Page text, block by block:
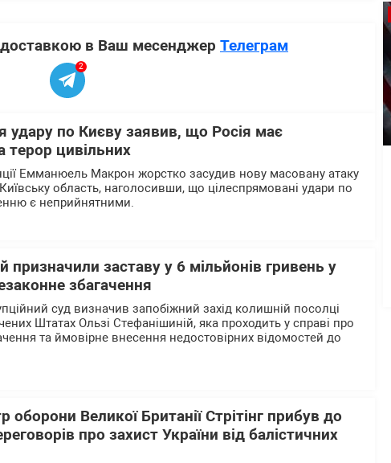
доставкою в Ваш месенджер Телеграм
2
удару по Києву заявив, що Росія має
терор цивільних
Емманюель Макрон жорстко засудив нову масовану атаку
Київську область, наголосивши, що цілеспрямовані удари по
є неприйнятними.
призначили заставу у 6 мільйонів гривень у
збагачення
суд визначив запобіжний захід колишній посолці
Штатах Ользі Стефанішиній, яка проходить у справі про
та ймовірне внесення недостовірних відомостей до
оборони Великої Британії Стрітінг прибув до
про захист України від балістичних